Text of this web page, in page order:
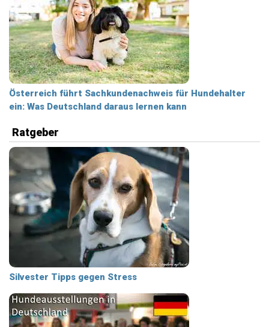
Österreich führt Sachkundenachweis für Hundehalter
ein: Was Deutschland daraus lernen kann
Ratgeber
Silvester Tipps gegen Stress